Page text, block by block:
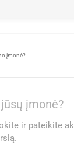
įmonė?
įmonė?
ir pateikite